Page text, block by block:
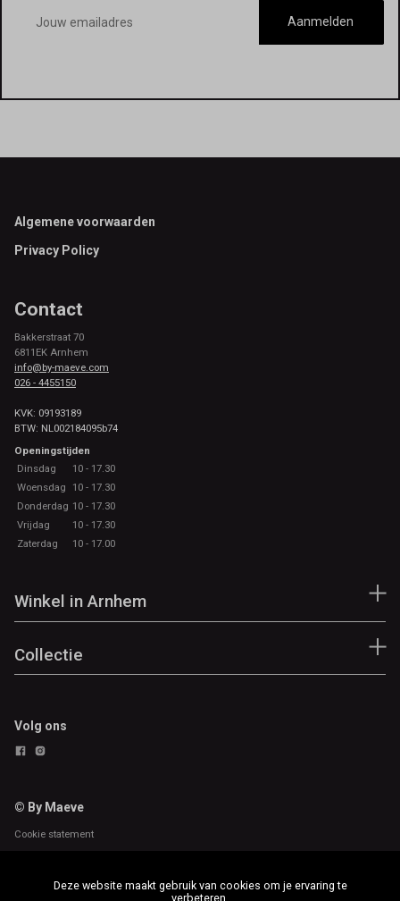
mailadres
Aanmelden
Footer
Algemene voorwaarden
Privacy Policy
Contact
Bakkerstraat 70
6811EK Arnhem
info@by-maeve.com
026 - 4455150
KVK: 09193189
BTW: NL002184095b74
Openingstijden
Dinsdag
10 - 17.30
Woensdag
10 - 17.30
Donderdag 10 - 17.30
Vrijdag
10 - 17.30
Zaterdag
10 - 17.00
Winkel in Arnhem
Collectie
Volg ons
© By Maeve
Cookie statement
Deze website maakt gebruik van cookies om je ervaring te
verbeteren.